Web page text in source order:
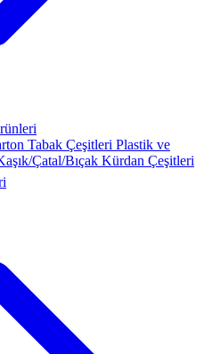
Tabak Çeşitleri Plastik ve
Çatal/Bıçak Kürdan Çeşitleri